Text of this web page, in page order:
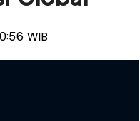
WIB